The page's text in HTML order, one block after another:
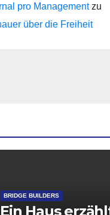
pro Managementzu
über die Freiheit
BRIDGE BUILDERS
Ein Haus